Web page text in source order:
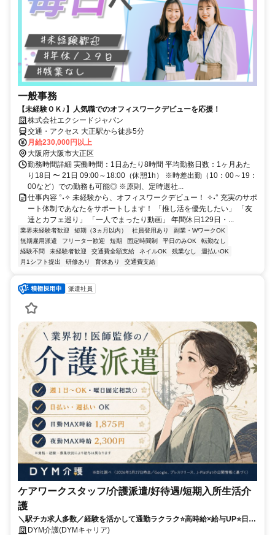
一般事務
【未経験ＯＫ♪】人気職でのオフィスワークデビューを応援！
株式会社エクシードジャパン
交通・アクセス 大正駅から徒歩5分
月給230,000円以上
大阪府大阪市大正区
勤務時間詳細 実働時間：1日あたり8時間 平均勤務日数：1ヶ月あた
り18日 〜 21日 09:00～18:00（休憩1h） ※時差出勤（10：00～19：
00など）での勤務も可能◎ ※原則、定時退社...
仕事内容 °˖✧ 未経験から、オフィスワークデビュー！ ✧˖° 充実のサポ
ート体制であなたをサポートします！ 「推し活を優先したい」 「友
達とカフェ巡り」 「一人でまったり動画」 年間休日129日・...
業界未経験者歓迎 短期（3ヵ月以内） 社員登用あり
副業・WワークOK
無期雇用派遣
フリーター歓迎 短期 固定時間制 平日のみOK
転勤なし
経験不問
未経験者歓迎 交通費全額支給 ネイルOK 残業なし
週払いOK
月1シフト提出
研修あり 育休あり 交通費支給
派遣社員
ケアワークスタッフ/介護派遣/好待遇/短期入所生活介
護
＼駅チカ求人多数／経験を活かして通勤ラクラク⭐️高時給×給与UP⭐️日払
い週払いOK⭐️希望シフト柔軟✨
DYM介護(DYMキャリア)